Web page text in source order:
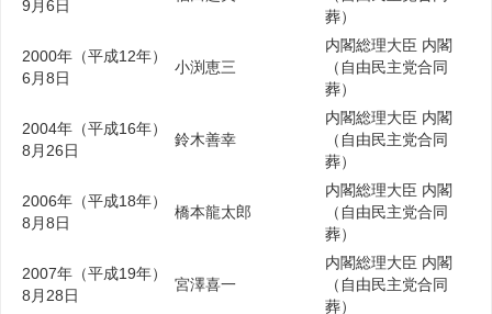
9月6日
葬）
2000年（平成12年）
6月8日
小渕恵三
内閣総理大臣 内閣
（自由民主党合同
葬）
2004年（平成16年）
8月26日
鈴木善幸
内閣総理大臣 内閣
（自由民主党合同
葬）
2006年（平成18年）
8月8日
橋本龍太郎
内閣総理大臣 内閣
（自由民主党合同
葬）
2007年（平成19年）
8月28日
宮澤喜一
内閣総理大臣 内閣
（自由民主党合同
葬）